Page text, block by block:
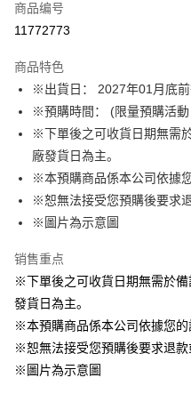
LINE Pay
悠遊付
Google Pay
ATM付款
运送方式
預購訂單-宅配專用(🔺不同預購
每笔NT$100，满NT$1,300(含
預購訂單-離島宅配專用-(澎湖/
結帳，避免整筆訂單等超久)
每笔NT$220
商品编号
11772773
商品特色
※出貨日： 2027年01月底
※預購時間： (限量預購活
※下單後之可收貨日期無需
廠發貨日為主。
※本預購商品係本公司依據
※恕無法接受您預購後要求
※圖片為示意圖
销售重点
※下單後之可收貨日期無需於
發貨日為主。
※本預購商品係本公司依據您
※恕無法接受您預購後要求退款
※圖片為示意圖